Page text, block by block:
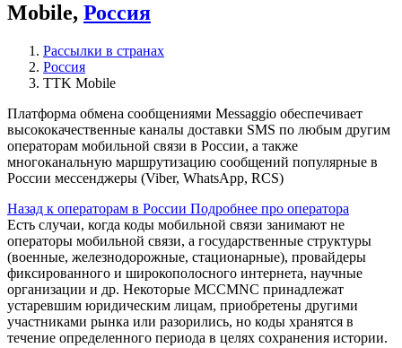
Mobile, Россия
Рассылки в странах
Россия
TTK Mobile
Платформа обмена сообщениями Messaggio обеспечивает
высококачественные каналы доставки SMS по любым другим
операторам мобильной связи в России, а также
многоканальную маршрутизацию сообщений популярные в
России мессенджеры (Viber, WhatsApp, RCS)
Назад к операторам в России Подробнее про оператора
Есть случаи, когда коды мобильной связи занимают не
операторы мобильной связи, а государственные структуры
(военные, железнодорожные, стационарные), провайдеры
фиксированного и широкополосного интернета, научные
организации и др. Некоторые MCCMNC принадлежат
устаревшим юридическим лицам, приобретены другими
участниками рынка или разорились, но коды хранятся в
течение определенного периода в целях сохранения истории.